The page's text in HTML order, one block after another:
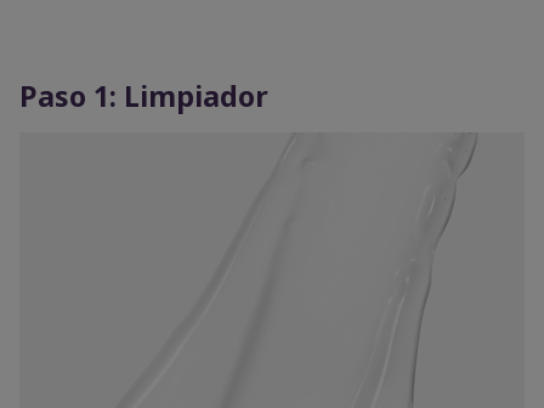
Paso 1: Limpiador